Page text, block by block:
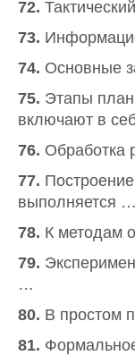
72.
73.
74. Основные
75. Этапы
включают в
76. Обработка
77.
выполняется …
78. К методам
79.
…
80. В простом
81.